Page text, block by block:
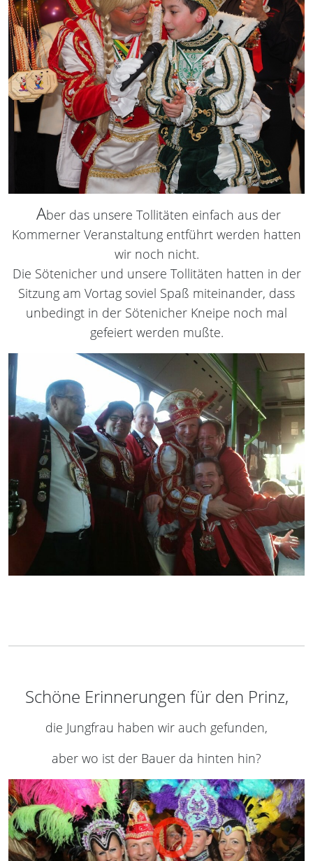
Aber das unsere Tollitäten einfach aus der
Kommerner Veranstaltung entführt werden hatten
wir noch nicht.
Die Sötenicher und unsere Tollitäten hatten in der
Sitzung am Vortag soviel Spaß miteinander, dass
unbedingt in der Sötenicher Kneipe noch mal
gefeiert werden mußte.
Schöne Erinnerungen für den Prinz,
die Jungfrau haben wir auch gefunden,
aber wo ist der Bauer da hinten hin?